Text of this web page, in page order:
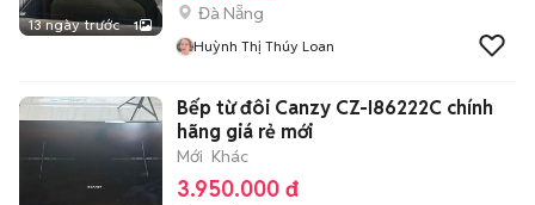
13 ngày trước 1
Đà Nẵng
Huỳnh Thị Thúy Loan
Bếp từ đôi Canzy CZ-I86222C chính
hãng giá rẻ mới
Mới Khác
3.950.000 đ